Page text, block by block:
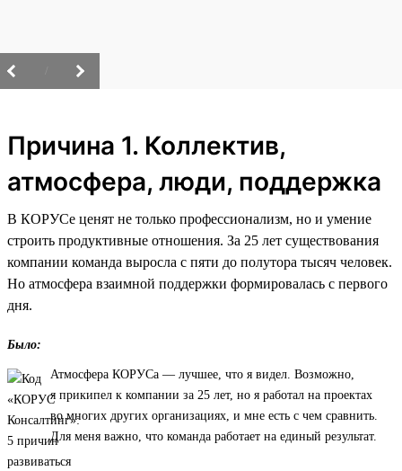
Причина 1. Коллектив,
атмосфера, люди, поддержка
В КОРУСе ценят не только профессионализм, но и умение
строить продуктивные отношения. За 25 лет существования
компании команда выросла с пяти до полутора тысяч человек.
Но атмосфера взаимной поддержки формировалась с первого
дня.
Было:
Атмосфера КОРУСа — лучшее, что я видел. Возможно,
я прикипел к компании за 25 лет, но я работал на проектах
во многих других организациях, и мне есть с чем сравнить.
Для меня важно, что команда работает на единый результат.